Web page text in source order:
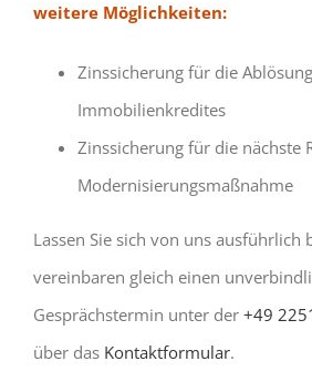
weitere Möglichkeiten:
Zinssicherung für die
Immobilienkredites
Zinssicherung für die nächste
Modernisierungsmaßnahme
Lassen Sie sich von uns ausführlich
vereinbaren gleich einen
Gesprächstermin unter der +49
über das Kontaktformular.